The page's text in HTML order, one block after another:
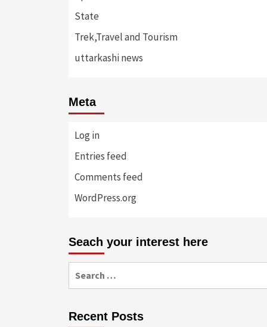
State
Trek,Travel and Tourism
uttarkashi news
Meta
Log in
Entries feed
Comments feed
WordPress.org
Seach your interest here
for:
Recent Posts